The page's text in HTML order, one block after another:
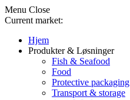
Menu Close
Current market:
Hjem
Produkter & Løsninger
Fish & Seafood
Food
Protective packaging
Transport & storage